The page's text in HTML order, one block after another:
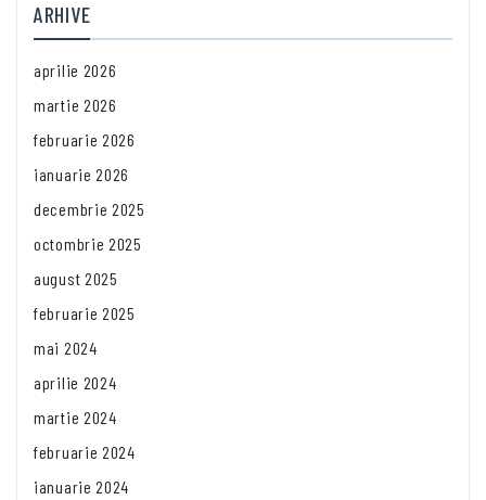
ARHIVE
aprilie 2026
martie 2026
februarie 2026
ianuarie 2026
decembrie 2025
octombrie 2025
august 2025
februarie 2025
mai 2024
aprilie 2024
martie 2024
februarie 2024
ianuarie 2024